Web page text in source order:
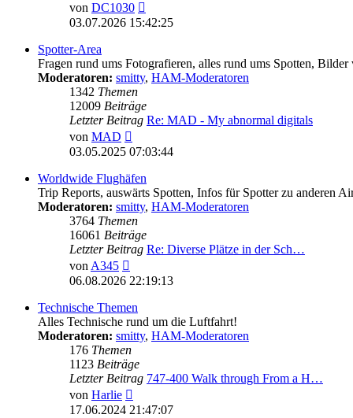
von DC1030
Beitrag
03.07.2026 15:42:25
Spotter-Area
Fragen rund ums Fotografieren, alles rund ums Spotten,
Moderatoren: smitty, HAM-Moderatoren
1342 Themen
12009 Beiträge
Letzter Beitrag Re: MAD - My abnormal digitals
von MAD
Beitrag
03.05.2025 07:03:44
Worldwide Flughäfen
Trip Reports, auswärts Spotten, Infos für Spotter zu anderen
Moderatoren: smitty, HAM-Moderatoren
3764 Themen
16061 Beiträge
Letzter Beitrag Re: Diverse Plätze in der Sch…
vonA345
Beitrag
06.08.2026 22:19:13
Technische Themen
Alles Technische rund um die Luftfahrt!
Moderatoren: smitty, HAM-Moderatoren
176 Themen
1123 Beiträge
Letzter Beitrag 747-400 Walk through From a H…
von Harlie
Beitrag
17.06.2024 21:47:07